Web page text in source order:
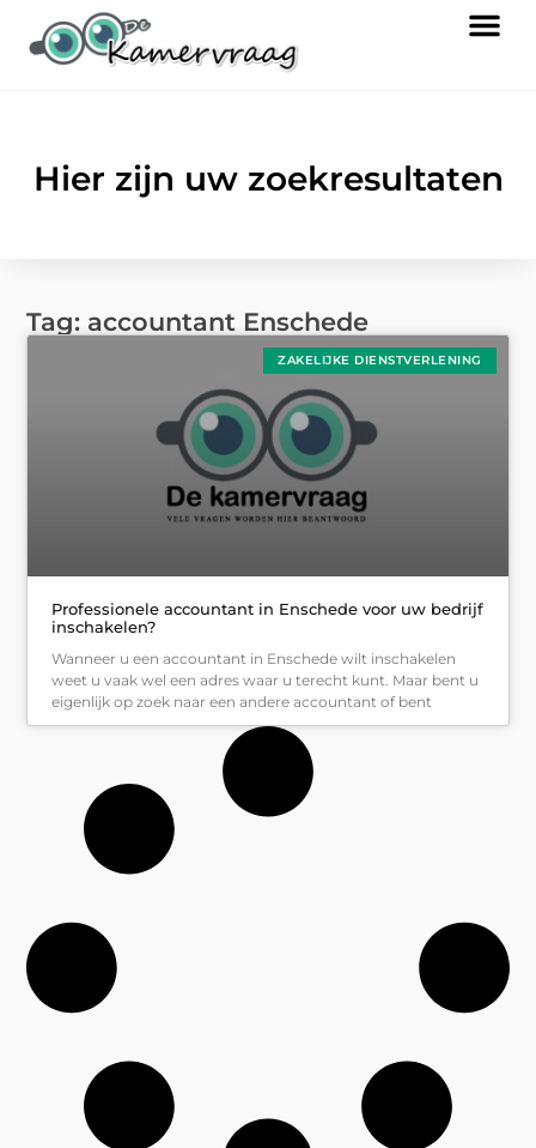
Hier zijn uw zoekresultaten
Tag: accountant Enschede
ZAKELIJKE DIENSTVERLENING
Professionele accountant in Enschede voor uw bedrijf
inschakelen?
Wanneer u een accountant in Enschede wilt inschakelen
weet u vaak wel een adres waar u terecht kunt. Maar bent u
eigenlijk op zoek naar een andere accountant of bent